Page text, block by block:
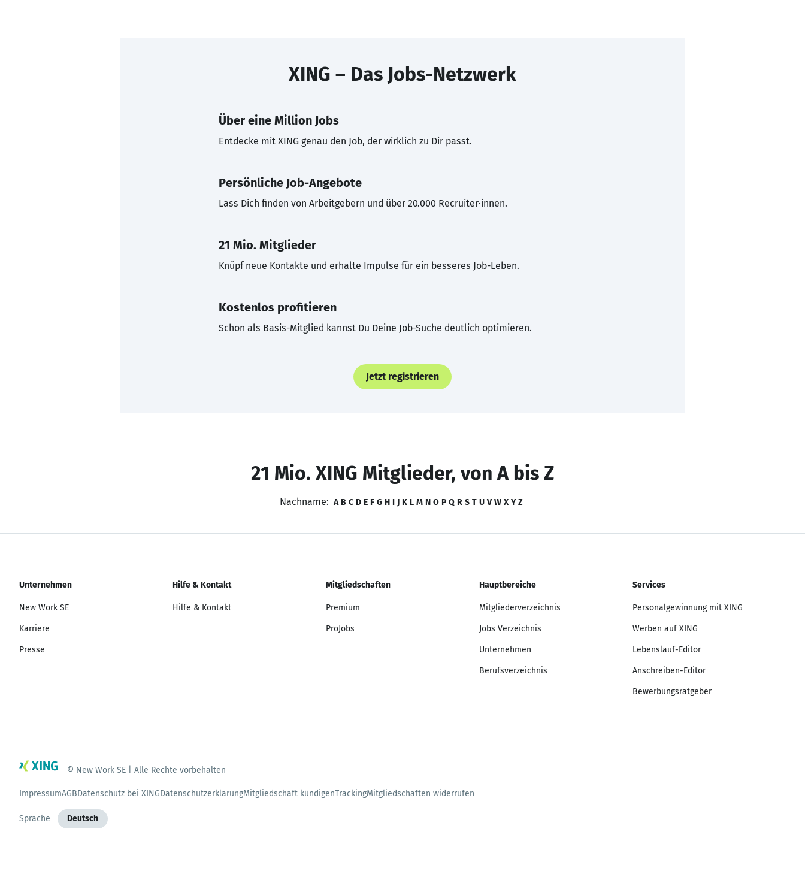
XING – Das Jobs-Netzwerk
Über eine Million Jobs
Entdecke mit XING genau den Job, der wirklich zu Dir passt.
Persönliche Job-Angebote
Lass Dich finden von Arbeitgebern und über 20.000 Recruiter·innen.
21 Mio. Mitglieder
Knüpf neue Kontakte und erhalte Impulse für ein besseres Job-Leben.
Kostenlos profitieren
Schon als Basis-Mitglied kannst Du Deine Job-Suche deutlich optimieren.
Jetzt registrieren
21 Mio. XING Mitglieder, von A bis Z
Nachname: A B C D E F G H I J K L M N O P Q R S T U V W X Y Z
Unternehmen
New Work SE
Karriere
Presse
Hilfe & Kontakt
Hilfe & Kontakt
Mitgliedschaften
Premium
ProJobs
Hauptbereiche
Mitgliederverzeichnis
Jobs Verzeichnis
Unternehmen
Berufsverzeichnis
Services
Personalgewinnung mit XING
Werben auf XING
Lebenslauf-Editor
Anschreiben-Editor
Bewerbungsratgeber
© New Work SE | Alle Rechte vorbehalten
ImpressumAGBDatenschutz bei XINGDatenschutzerklärungMitgliedschaft kündigenTrackingMitgliedschaften widerrufen
Sprache Deutsch